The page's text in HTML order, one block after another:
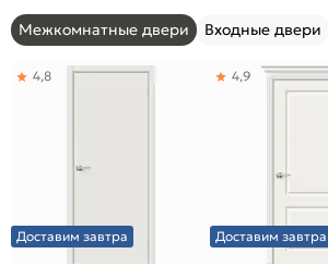
Межкомнатные двери Входные двери
Доставим завтра
4,8
Доставим завтра
4,9